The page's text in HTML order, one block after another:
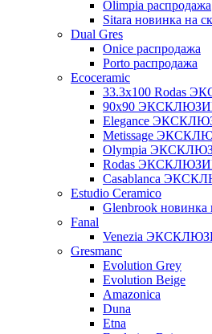
Olimpia распродажа
Sitara новинка на
Dual Gres
Onice распродажа
Porto распродажа
Ecoceramic
33.3х100 Rodas
90x90
Elegance
Metissage
Olympia
Rodas
Сasablanca
Estudio Ceramico
Glenbrook новинка
Fanal
Venezia
Gresmanc
Evolution Grey
Evolution Beige
Amazonica
Duna
Etna